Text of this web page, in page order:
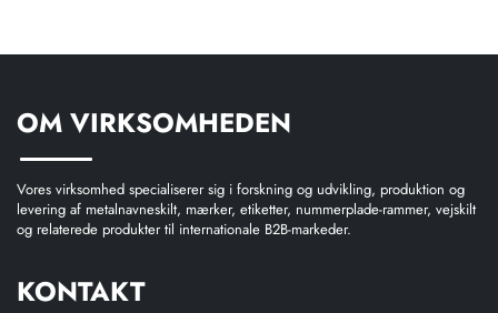
OM VIRKSOMHEDEN
Vores virksomhed specialiserer sig i forskning og udvikling, produktion og
levering af metalnavneskilt, mærker, etiketter, nummerplade-rammer, vejskilt
og relaterede produkter til internationale B2B-markeder.
KONTAKT